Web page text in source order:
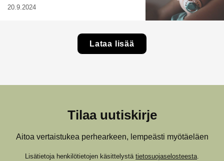
20.9.2024
Lataa lisää
Tilaa uutiskirje
Aitoa vertaistukea perhearkeen, lempeästi myötäeläen
Lisätietoja henkilötietojen käsittelystä tietosuojaselosteesta